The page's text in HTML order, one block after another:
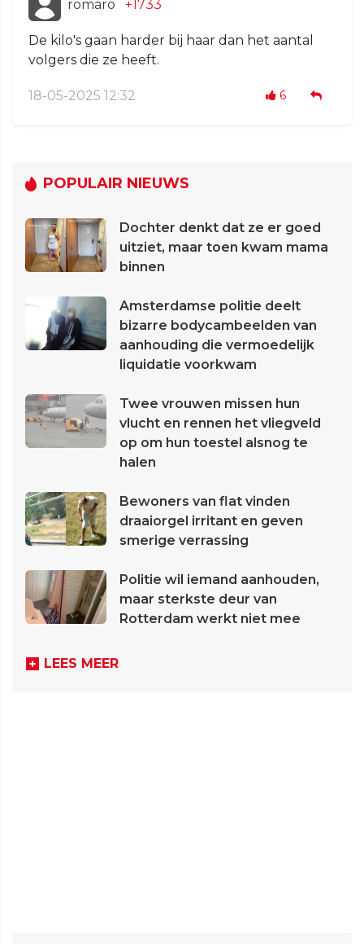
romaro +1733
De kilo's gaan harder bij haar dan het aantal
volgers die ze heeft.
18-05-2025 12:32 6
POPULAIR NIEUWS
Dochter denkt dat ze er goed
uitziet, maar toen kwam mama
binnen
Amsterdamse politie deelt
bizarre bodycambeelden van
aanhouding die vermoedelijk
liquidatie voorkwam
Twee vrouwen missen hun
vlucht en rennen het vliegveld
op om hun toestel alsnog te
halen
Bewoners van flat vinden
draaiorgel irritant en geven
smerige verrassing
Politie wil iemand aanhouden,
maar sterkste deur van
Rotterdam werkt niet mee
LEES MEER